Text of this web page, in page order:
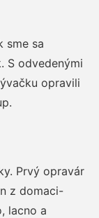
sme sa
S odvedenými
opravili
Prvý opravár
z domaci-
lacno a